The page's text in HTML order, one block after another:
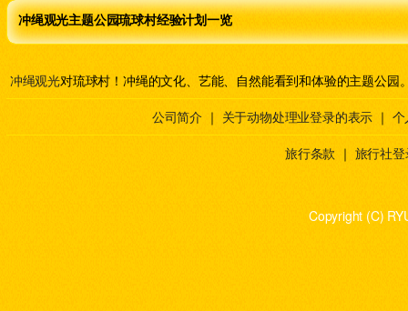
冲绳观光主题公园琉球村经验计划一览
冲绳观光对琉球村！冲绳的文化、艺能、自然能看到和体验的主题公园
公司简介 ｜ 关于动物处理业登录的表示 ｜
旅行条款 ｜ 旅行社
Copyright (C)